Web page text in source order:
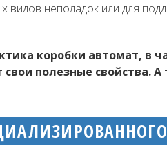
видов неполадок или для
коробки автомат, в
полезные свойства.